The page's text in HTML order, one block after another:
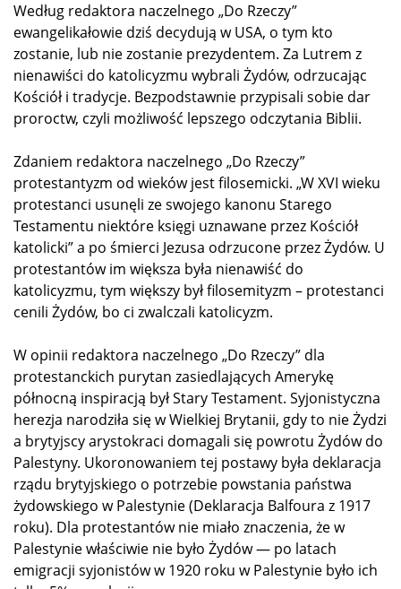
Według redaktora naczelnego „Do Rzeczy”
ewangelikałowie dziś decydują w USA, o tym kto
zostanie, lub nie zostanie prezydentem. Za Lutrem z
nienawiści do katolicyzmu wybrali Żydów, odrzucając
Kościół i tradycje. Bezpodstawnie przypisali sobie dar
proroctw, czyli możliwość lepszego odczytania Biblii.
Zdaniem redaktora naczelnego „Do Rzeczy”
protestantyzm od wieków jest filosemicki. „W XVI wieku
protestanci usunęli ze swojego kanonu Starego
Testamentu niektóre księgi uznawane przez Kościół
katolicki” a po śmierci Jezusa odrzucone przez Żydów. U
protestantów im większa była nienawiść do
katolicyzmu, tym większy był filosemityzm – protestanci
cenili Żydów, bo ci zwalczali katolicyzm.
W opinii redaktora naczelnego „Do Rzeczy” dla
protestanckich purytan zasiedlających Amerykę
północną inspiracją był Stary Testament. Syjonistyczna
herezja narodziła się w Wielkiej Brytanii, gdy to nie Żydzi
a brytyjscy arystokraci domagali się powrotu Żydów do
Palestyny. Ukoronowaniem tej postawy była deklaracja
rządu brytyjskiego o potrzebie powstania państwa
żydowskiego w Palestynie (Deklaracja Balfoura z 1917
roku). Dla protestantów nie miało znaczenia, że w
Palestynie właściwie nie było Żydów — po latach
emigracji syjonistów w 1920 roku w Palestynie było ich